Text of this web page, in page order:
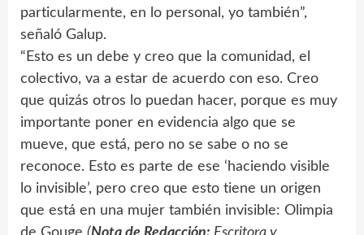
particularmente, en lo personal, yo también”,
señaló Galup.
“Esto es un debe y creo que la comunidad, el
colectivo, va a estar de acuerdo con eso. Creo
que quizás otros lo puedan hacer, porque es muy
importante poner en evidencia algo que se
mueve, que está, pero no se sabe o no se
reconoce. Esto es parte de ese ‘haciendo visible
lo invisible’, pero creo que esto tiene un origen
que está en una mujer también invisible: Olimpia